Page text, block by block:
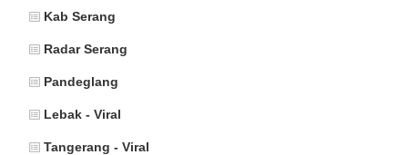
Kab Serang
Radar Serang
Pandeglang
Lebak - Viral
Tangerang - Viral